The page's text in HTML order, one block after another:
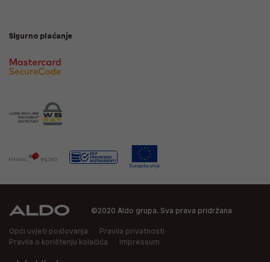
Sigurno plaćanje
©2020 Aldo grupa. Sva prava pridržana
Opći uvjeti poslovanja
Pravila privatnosti
Pravila o korištenju kolačića
Impressum